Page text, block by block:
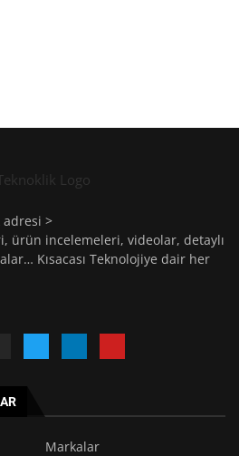
>
ürün incelemeleri, videolar, detaylı
Kısacası Teknolojiye dair her
Markalar